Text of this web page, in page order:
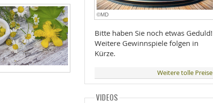
©MD
Bitte haben Sie noch etwas Geduld!
Weitere Gewinnspiele folgen in
Kürze.
Weitere tolle Preise
VIDEOS